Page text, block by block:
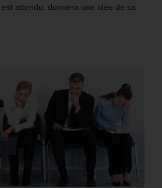
attendu, donnera une idée de sa